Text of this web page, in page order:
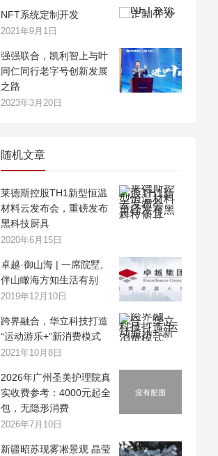
NFT系统定制开发
2021年9月1日
强强联合，凯利智上与叶
同仁同行老字号创新发展
之路
2023年3月20日
随机文章
莱德斯控股TH1新型恒温
材料云发布会，重磅发布
黑科技厨具
2020年6月15日
卓越·御山海 | 一席院墅,
伴山瞰海方知生活有别
2019年12月10日
跨界融合，华立科技打造
“运动游乐+”新消费模式
2021年10月8日
2026年广州圣美护理院真
实收费参考：4000元起全
包，无隐形消费
2026年7月10日
新疆昭苏现雾凇景观 晶莹